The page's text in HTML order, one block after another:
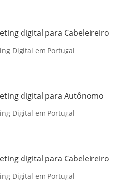
digital para Cabeleireiro
Digital em Portugal
digital para Autônomo
Digital em Portugal
digital para Cabeleireiro
Digital em Portugal